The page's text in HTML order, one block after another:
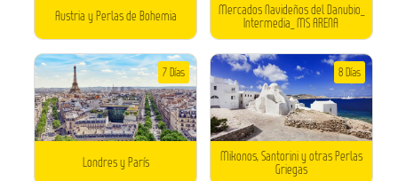
Austria y Perlas de Bohemia
Mercados Navideños del Danubio_
Intermedia_ MS ARENA
Londres y París
7 Días
Mikonos, Santorini y otras Perlas
Griegas
8 Días